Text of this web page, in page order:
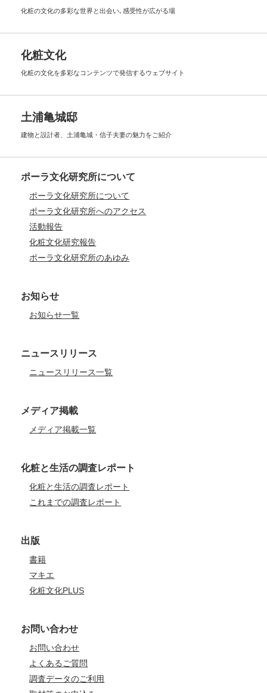
化粧の文化の多彩な世界と出会い､ 感受性が広がる場
化粧文化
化粧の文化を多彩なコンテンツで発信するウェブサイト
土浦亀城邸
建物と設計者、土浦亀城・信子夫妻の魅力をご紹介
ポーラ文化研究所について
ポーラ文化研究所について
ポーラ文化研究所へのアクセス
活動報告
化粧文化研究報告
ポーラ文化研究所のあゆみ
お知らせ
お知らせ一覧
ニュースリリース
ニュースリリース一覧
メディア掲載
メディア掲載一覧
化粧と生活の調査レポート
化粧と生活の調査レポート
これまでの調査レポート
出版
書籍
マキエ
化粧文化PLUS
お問い合わせ
お問い合わせ
よくあるご質問
調査データのご利用